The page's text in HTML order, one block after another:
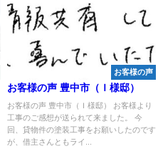
お客様の声
お客様の声 豊中市（Ｉ様邸）
お客様の声 豊中市（Ｉ様邸） お客様より
工事のご感想が送られて来ました。 今
回、貸物件の塗装工事をお願いしたのです
が、借主さんともライ...